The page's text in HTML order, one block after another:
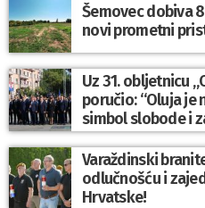
Šemovec dobiva
novi prometni
Uz 31. obljetnicu
poručio: “Oluja je
simbol slobode i
Varaždinski
odlučnošću i
Hrvatske!